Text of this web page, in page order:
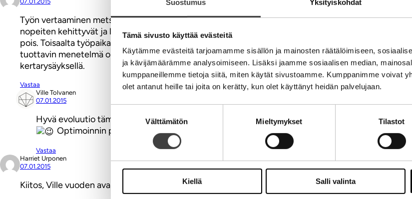
Suostumus Yksityiskohdat
Tämä sivusto käyttää evästeitä
Käytämme evästeitä tarjoamamme sisällön ja mainosten räätälöimiseen,
ja kävijämäärämme analysoimiseen. Lisäksi jaamme sosiaalisen median,
kumppaneillemme tietoja siitä, miten käytät sivustoamme. Kumppanimme voivat
olet antanut heille tai joita on kerätty, kun olet käyttänyt heidän palvelujaan.
valinta
Välttämätön Mieltymykset Tilastot
Kiellä Salli valinta
Työn vertaaminen metsään on varsin mielenkiintoinen ja houkuttaa kehittelemään ajatusta
nopeiten kehittyvät ja laadukkaimmat puut jäljelle. Tämä toimii myös työpaikalla vaikka onkin
pois. Toisaalta työpaikalla kannattaa ohjata työntekijöitä uusiin tehtäviin jotka sopivat heille
tuottavin menetelmä on avohakkuulla uudistaminen. Yritysmaailman puolella varmaankin parasta
kertarysäyksellä.
Vastaa
Ville Tolvanen
07.01.2015
Hyvä evoluutio tämäkin! Metsä puilta ja puut metsässä… metsän jalostaminenkin voi olla
Optimoinnin parissa viihdyn minäkin! Kiitos. #V
Vastaa
Harriet Urponen
07.01.2015
Kiitos, Ville vuoden avauksesta!